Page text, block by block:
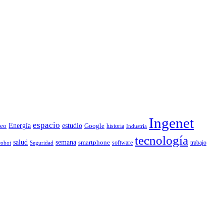
Energía espacio estudio Google historia Industria Ingenet
salud Seguridad semana smartphone software tecnología trabajo